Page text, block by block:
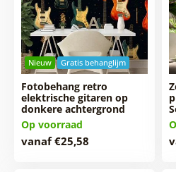
Nieuw Gratis behanglijm
Fotobehang retro
elektrische gitaren op
donkere achtergrond
Op voorraad
vanaf €25,58